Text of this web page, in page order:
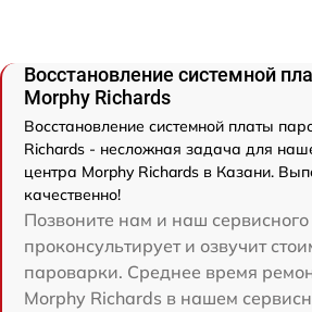
Восстановление системной
Morphy Richards
Восстановление системной платы
Richards - несложная задача для
центра Morphy Richards в Казани.
качественно!
Позвоните нам и наш
проконсультирует и озвучит
пароварки. Среднее время
Morphy Richards в нашем